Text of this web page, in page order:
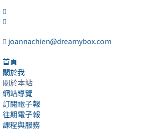
joannachien@dreamybox.com
首頁
關於我
關於本站
網站導覽
訂閱電子報
往期電子報
課程與服務